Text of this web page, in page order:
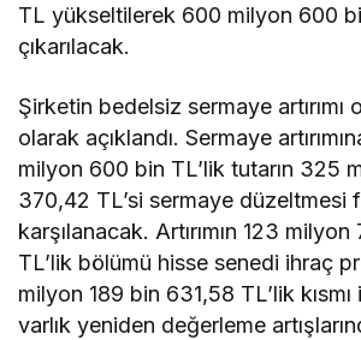
TL yükseltilerek 600 milyon 600
çıkarılacak.
Şirketin bedelsiz sermaye artırımı
olarak açıklandı. Sermaye
milyon 600 bin TL’lik tutarın 325
370,42 TL’si sermaye düzeltmesi
karşılanacak. Artırımın 123
TL’lik bölümü hisse senedi ihraç
milyon 189 bin 631,58 TL’lik
varlık yeniden değerleme